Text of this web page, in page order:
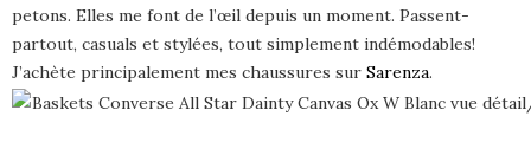
petons. Elles me font de l’œil depuis un moment. Passent-
partout, casuals et stylées, tout simplement indémodables!
J’achète principalement mes chaussures sur Sarenza.